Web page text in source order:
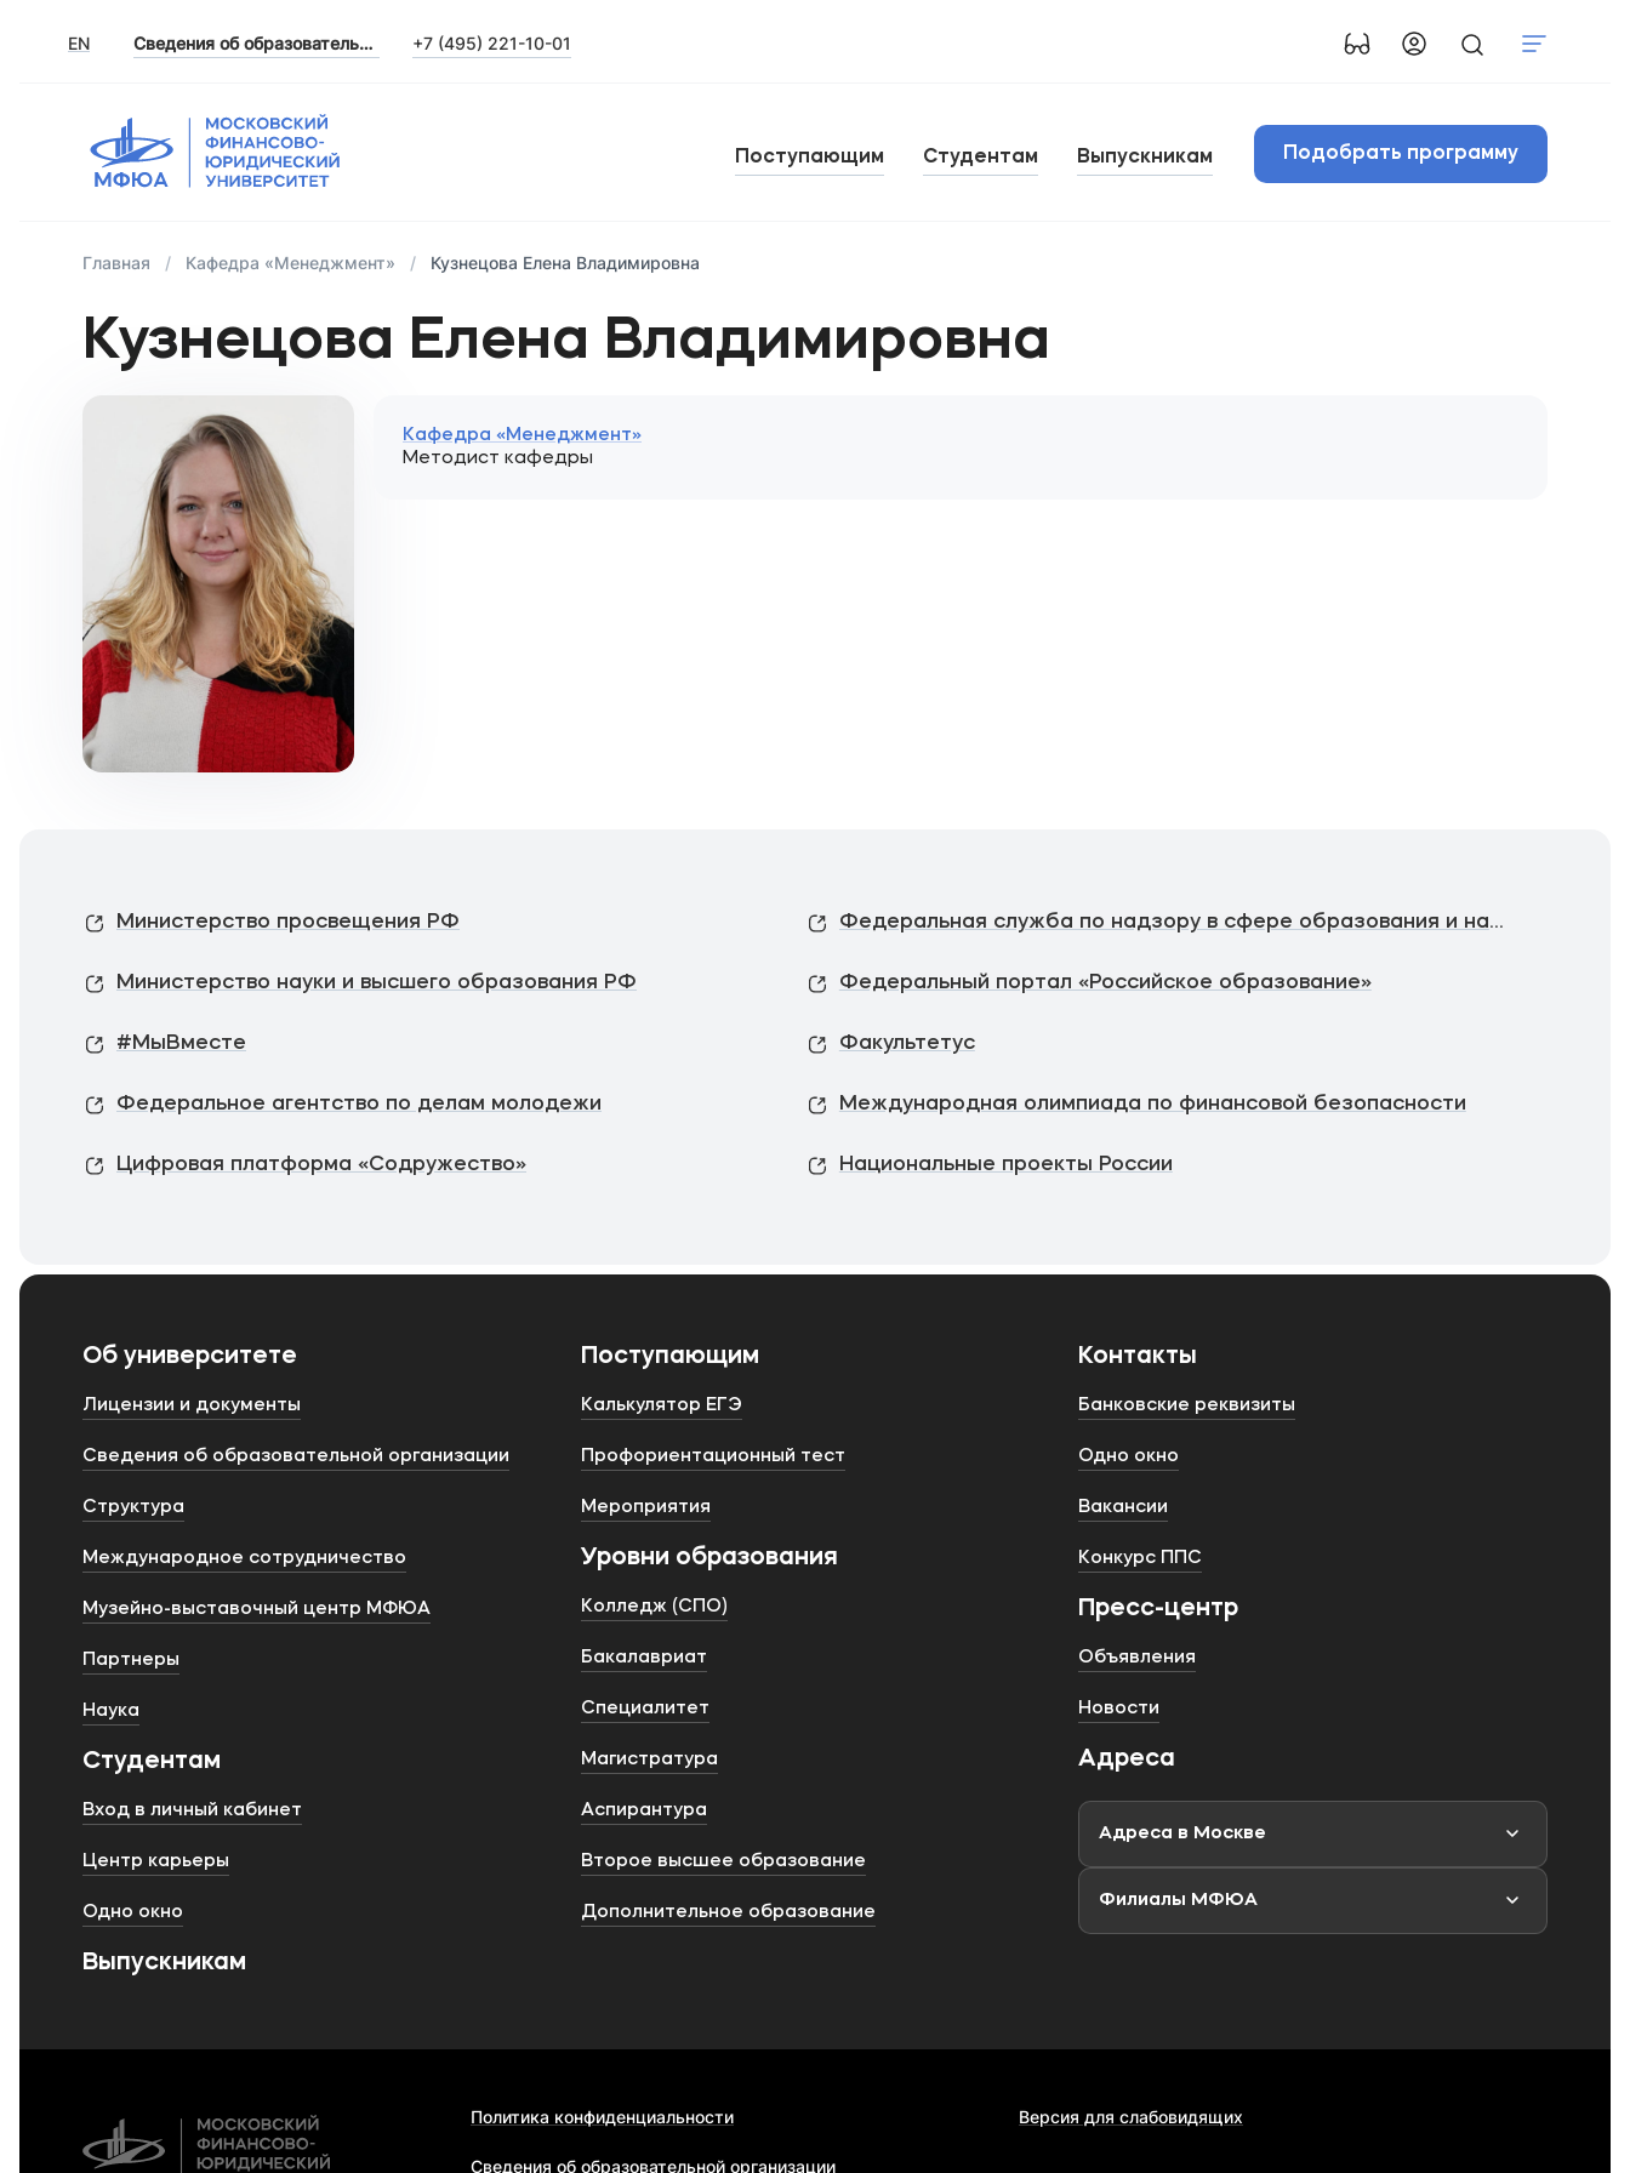
EN Сведения об образовательной организации +7 (495) 221-10-01
Поступающим Студентам Выпускникам Подобрать программу
Главная Кафедра «Менеджмент» Кузнецова Елена Владимировна
Кузнецова Елена Владимировна
Кафедра «Менеджмент»
Методист кафедры
Министерство просвещения РФ Федеральная служба по надзору в сфере образования и науки
Министерство науки и высшего образования РФ Федеральный портал «Российское образование»
#МыВместе Факультетус
Федеральное агентство по делам молодежи Международная олимпиада по финансовой безопасности
Цифровая платформа «Содружество» Национальные проекты России
Об университете
Лицензии и документы
Сведения об образовательной организации
Структура
Международное сотрудничество
Музейно-выставочный центр МФЮА
Партнеры
Наука
Студентам
Вход в личный кабинет
Центр карьеры
Одно окно
Выпускникам
Поступающим
Калькулятор ЕГЭ
Профориентационный тест
Мероприятия
Уровни образования
Колледж (СПО)
Бакалавриат
Специалитет
Магистратура
Аспирантура
Второе высшее образование
Дополнительное образование
Контакты
Банковские реквизиты
Одно окно
Вакансии
Конкурс ППС
Пресс-центр
Объявления
Новости
Адреса
Адреса в Москве
Филиалы МФЮА
Политика конфиденциальности Версия для слабовидящих
Сведения об образовательной организации